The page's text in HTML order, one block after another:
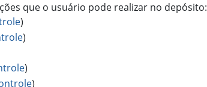
que o usuário pode realizar no depósito:
)
)
)
)